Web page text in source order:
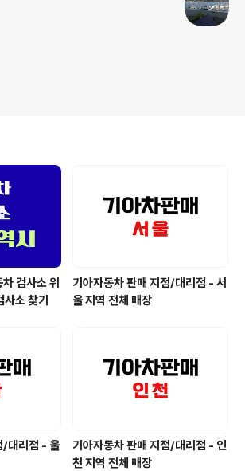
검사소 위
소 찾기
기아자동차 판매 지점/대리점 - 서
울 지역 전체 매장
/대리점 - 울
기아자동차 판매 지점/대리점 - 인
천 지역 전체 매장